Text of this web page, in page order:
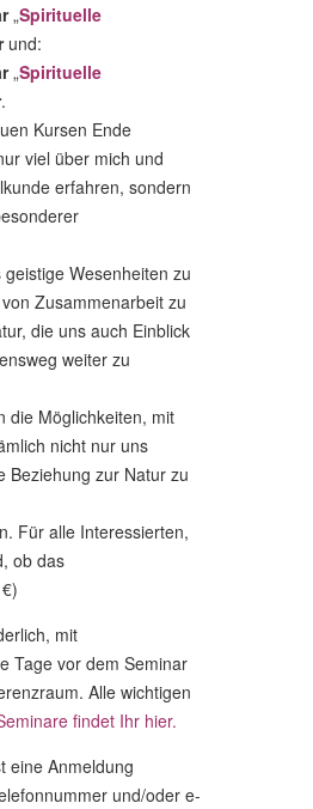
„Spirituelle
und:
„Spirituelle
.
Kursen Ende
viel über mich und
erfahren, sondern
Wesenheiten zu
Zusammenarbeit zu
die uns auch Einblick
weiter zu
die Möglichkeiten, mit
nicht nur uns
Beziehung zur Natur zu
Für alle Interessierten,
ob das
mit
Tage vor dem Seminar
Alle wichtigen
findet Ihr hier.
eine Anmeldung
und/oder e-